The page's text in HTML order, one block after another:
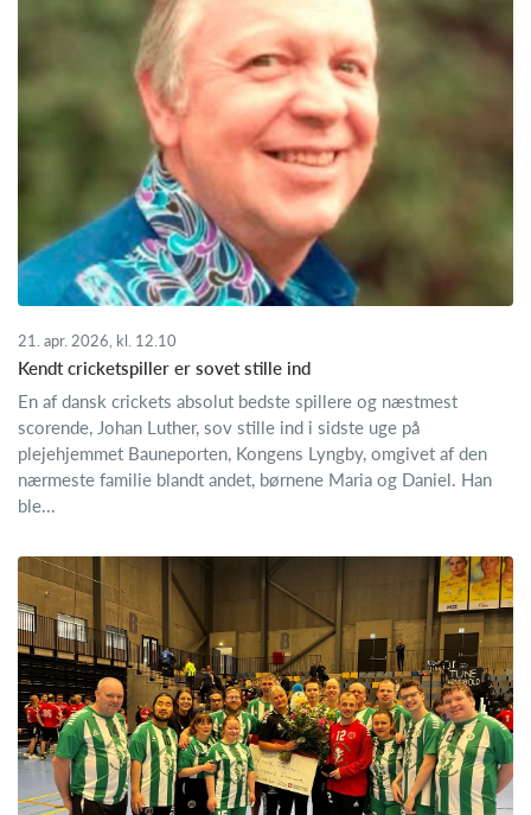
21. apr. 2026, kl. 12.10
Kendt cricketspiller er sovet stille ind
En af dansk crickets absolut bedste spillere og næstmest
scorende, Johan Luther, sov stille ind i sidste uge på
plejehjemmet Bauneporten, Kongens Lyngby, omgivet af den
nærmeste familie blandt andet, børnene Maria og Daniel. Han
ble...